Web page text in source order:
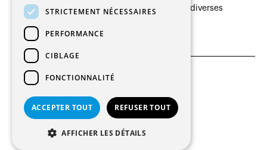
Régies immobilières
Gestion PPE
Constructions diverses
© 2026 Tous droits réservés
CGU et Politique de confidentialités
STRICTEMENT NÉCESSAIRES
PERFORMANCE
CIBLAGE
FONCTIONNALITÉ
ACCEPTER TOUT REFUSER TOUT
AFFICHER LES DÉTAILS